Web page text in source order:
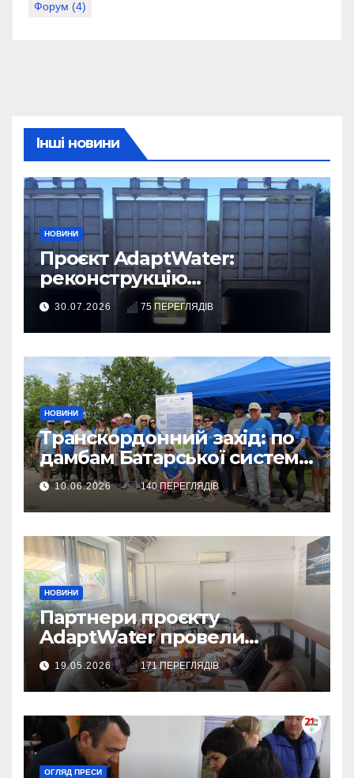
Форум (4)
Інші новини
НОВИНИ
Проєкт AdaptWater:
реконструкцію
розподільчого шлюза
завершено
30.07.2026 75 ПЕРЕГЛЯДІВ
НОВИНИ
Транскордонний захід: по
дамбам Батарської системи
– на велосипедах
10.06.2026 140 ПЕРЕГЛЯДІВ
НОВИНИ
Партнери проєкту
AdaptWater провели
робочу зустріч
19.05.2026 171 ПЕРЕГЛЯДІВ
ОГЛЯД ПРЕСИ